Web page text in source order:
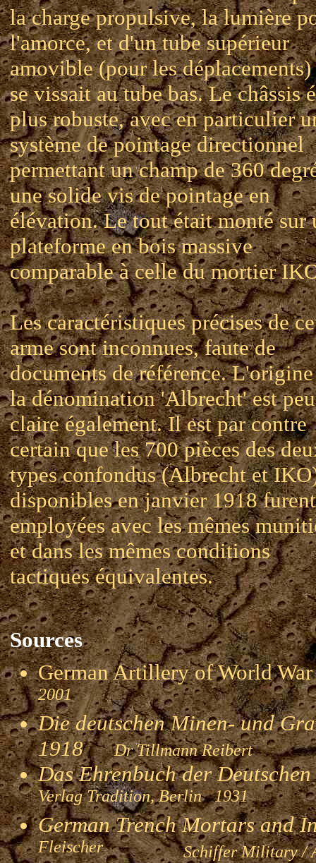
la charge propulsive, la lumière
l'amorce, et d'un tube supérieur
amovible (pour les
se vissait au tube bas. Le châssis
plus robuste, avec en particulier
système de pointage directionnel
permettant un champ de 360
une solide vis de pointage en
élévation. Le tout était monté sur
plateforme en bois massive
comparable à celle du mortier
Les caractéristiques précises de
arme sont inconnues, faute de
documents de référence.
la dénomination 'Albrecht' est peu
claire également. Il est par contre
certain que les 700 pièces des
types confondus (Albrecht et
disponibles en janvier 1918 furent
employées avec les mêmes
et dans les mêmes conditions
tactiques équivalentes.
Sources
German Artillery of World
2001
Die deutschen Minen- und
1918Dr Tillmann Reibert
Das Ehrenbuch der
Verlag Tradition, Berlin 1931
German Trench Mortars and
FleischerSchiffer Military /